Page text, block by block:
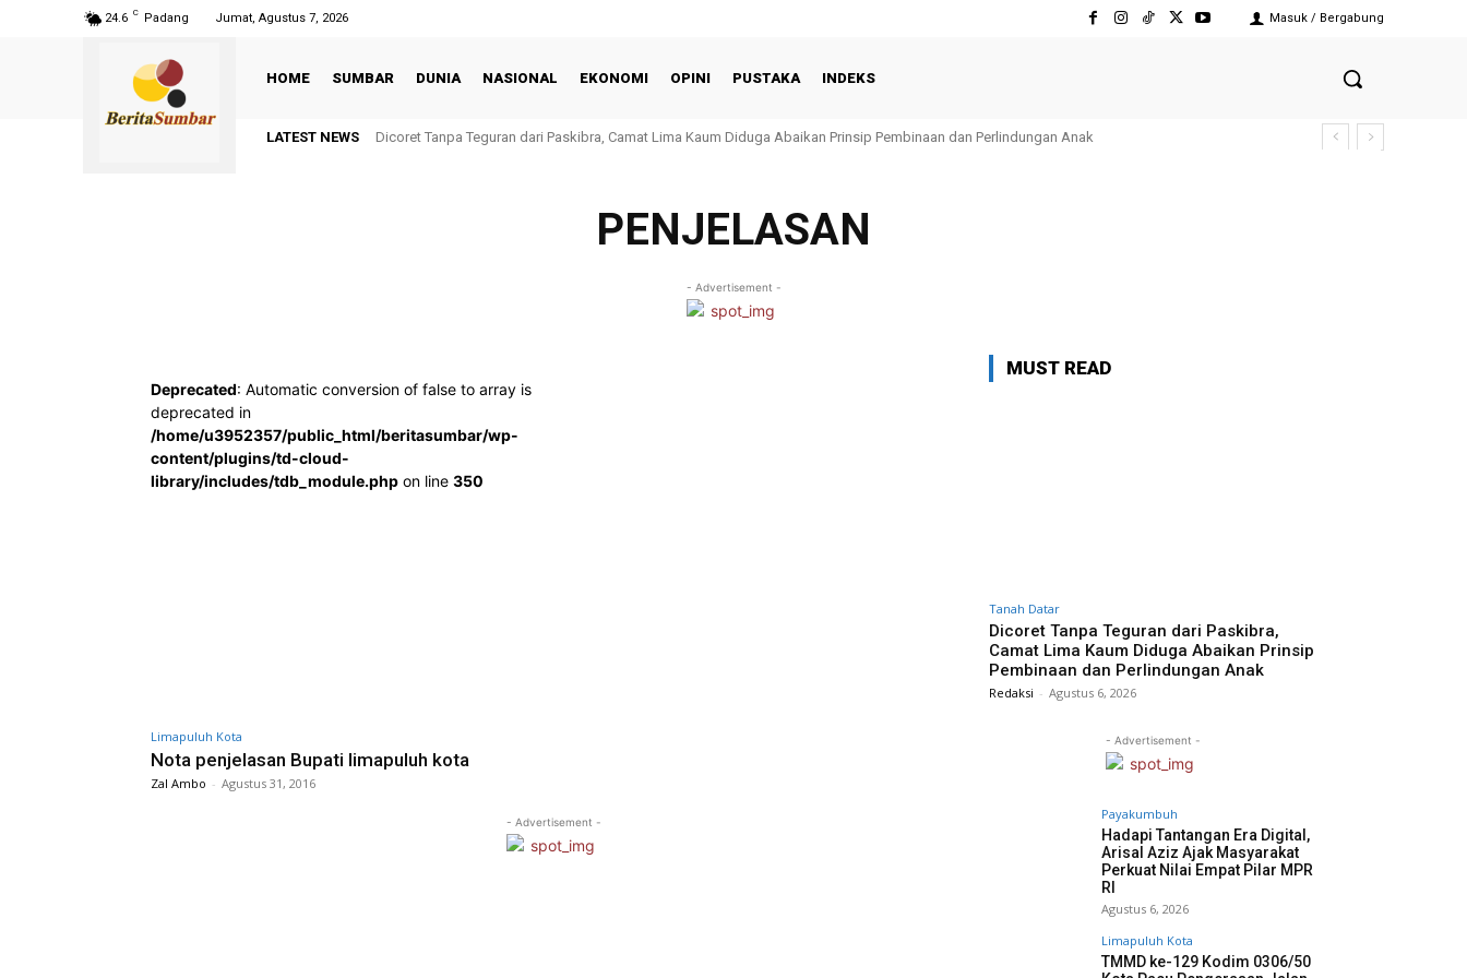
24.6 C Padang Jumat, Agustus 7, 2026 Masuk / Bergabung
HOME SUMBAR DUNIA NASIONAL EKONOMI OPINI PUSTAKA INDEKS
LATEST NEWS Dicoret Tanpa Teguran dari Paskibra, Camat Lima Kaum Diduga Abaikan Prinsip Pembinaan dan Perlindungan Anak
PENJELASAN
- Advertisement -
Deprecated: Automatic conversion of false to array is
deprecated in
/home/u3952357/public_html/beritasumbar/wp-
content/plugins/td-cloud-
library/includes/tdb_module.php on line 350
Limapuluh Kota
Nota penjelasan Bupati limapuluh kota
Zal Ambo - Agustus 31, 2016
- Advertisement -
MUST READ
Tanah Datar
Dicoret Tanpa Teguran dari Paskibra,
Camat Lima Kaum Diduga Abaikan Prinsip
Pembinaan dan Perlindungan Anak
Redaksi - Agustus 6, 2026
- Advertisement -
Payakumbuh
Hadapi Tantangan Era Digital,
Arisal Aziz Ajak Masyarakat
Perkuat Nilai Empat Pilar MPR
RI
Agustus 6, 2026
Limapuluh Kota
TMMD ke-129 Kodim 0306/50